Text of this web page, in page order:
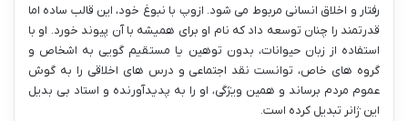
رفتار و اخلاق انسانی مربوط می شود. ازوپ با نبوغ خود، این قالب ساده اما
قدرتمند را چنان توسعه داد که نام او برای همیشه با آن پیوند خورد. او با
استفاده از زبان حیوانات، بدون توهین یا مستقیم گویی به اشخاص و
گروه های خاص، توانست نقد اجتماعی و درس های اخلاقی را به گوش
عموم مردم برساند و همین ویژگی، او را به پدیدآورنده و استاد بی بدیل
این ژانر تبدیل کرده است.